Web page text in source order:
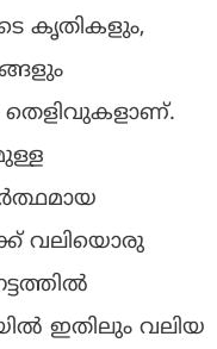
കൃതികളും,
തെളിവുകളാണ്.
വലിയൊരു
ഇതിലും വലിയ